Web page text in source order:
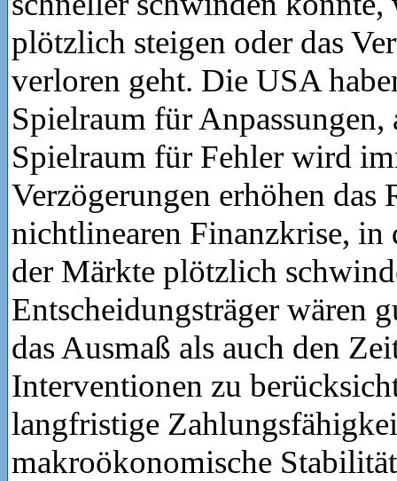
plötzlich steigen oder das
verloren geht. Die USA
Spielraum für Anpassungen,
Spielraum für Fehler wird
Verzögerungen erhöhen das
nichtlinearen Finanzkrise, in
der Märkte plötzlich
Entscheidungsträger wären
das Ausmaß als auch den
Interventionen zu
langfristige
makroökonomische